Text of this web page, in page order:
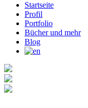
Startseite
Profil
Portfolio
Bücher und mehr
Blog